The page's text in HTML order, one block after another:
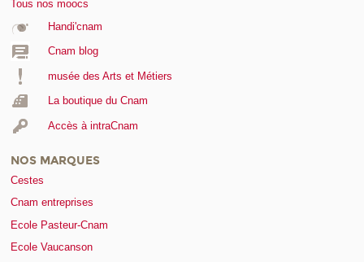
Tous nos moocs
Handi'cnam
Cnam blog
musée des Arts et Métiers
La boutique du Cnam
Accès à intraCnam
NOS MARQUES
Cestes
Cnam entreprises
Ecole Pasteur-Cnam
Ecole Vaucanson